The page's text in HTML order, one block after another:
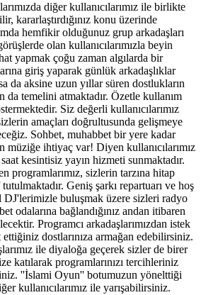
diğer kullanıcılarımız ile birlikte
kararlaştırdığınız konu üzerinde
hemfikir olduğunuz grup arkadaşları
olan kullanıcılarımızla beyin
yapmak çoğu zaman algılarda bir
giriş yaparak günlük arkadaşlıklar
da aksine uzun yıllar süren dostlukların
da temelini atmaktadır. Özetle kullanım
Siz değerli kullanıcılarımız
amaçları doğrultusunda gelişmeye
Sohbet, muhabbet bir yere kadar
müziğe ihtiyaç var! Diyen kullanıcılarımız
kesintisiz yayın hizmeti sunmaktadır.
programlarımız, sizlerin tarzına hitap
Geniş şarkı repartuarı ve hoş
DJ'lerimizle buluşmak üzere sizleri radyo
odalarına bağlandığınız andan itibaren
Programcı arkadaşlarımızdan istek
dostlarınıza armağan edebilirsiniz.
ile diyaloğa geçerek sizler de birer
katılarak programlarınızı tercihleriniz
''İslami Oyun'' botumuzun yönelttiği
kullanıcılarımız ile yarışabilirsiniz.